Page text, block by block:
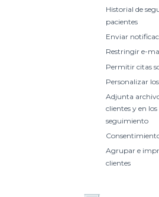
Historial de
pacientes
Enviar
Restringir e-
Permitir citas
Personalizar
Adjunta
clientes y en
seguimiento
Agrupar e
clientes